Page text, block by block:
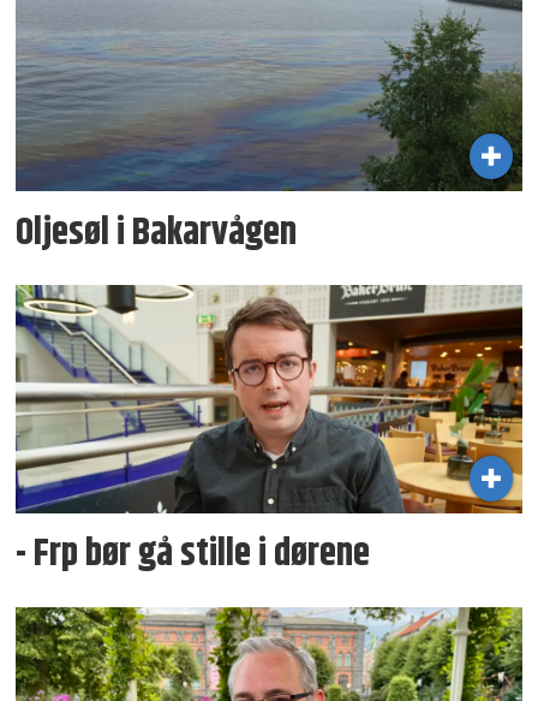
Oljesøl i Bakarvågen
- Frp bør gå stille i dørene